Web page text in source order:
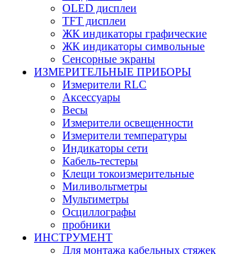
OLED дисплеи
TFT дисплеи
ЖК индикаторы графические
ЖК индикаторы символьные
Сенсорные экраны
ИЗМЕРИТЕЛЬНЫЕ ПРИБОРЫ
Измерители RLC
Аксессуары
Весы
Измерители освещенности
Измерители температуры
Индикаторы сети
Кабель-тестеры
Клещи токоизмерительные
Миливольтметры
Мультиметры
Осциллографы
пробники
ИНСТРУМЕНТ
Для монтажа кабельных стяжек